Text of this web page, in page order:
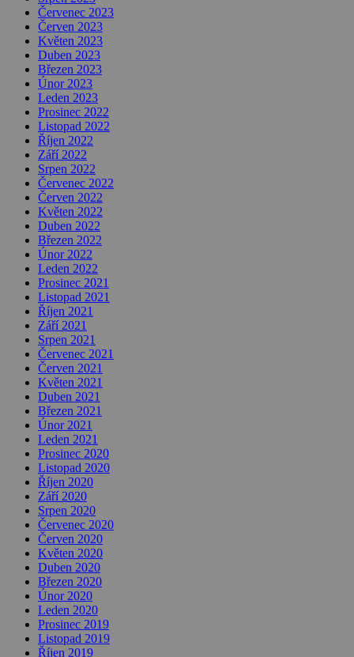
Červenec 2023
Červen 2023
Květen 2023
Duben 2023
Březen 2023
Únor 2023
Leden 2023
Prosinec 2022
Listopad 2022
Říjen 2022
Září 2022
Srpen 2022
Červenec 2022
Červen 2022
Květen 2022
Duben 2022
Březen 2022
Únor 2022
Leden 2022
Prosinec 2021
Listopad 2021
Říjen 2021
Září 2021
Srpen 2021
Červenec 2021
Červen 2021
Květen 2021
Duben 2021
Březen 2021
Únor 2021
Leden 2021
Prosinec 2020
Listopad 2020
Říjen 2020
Září 2020
Srpen 2020
Červenec 2020
Červen 2020
Květen 2020
Duben 2020
Březen 2020
Únor 2020
Leden 2020
Prosinec 2019
Listopad 2019
Říjen 2019